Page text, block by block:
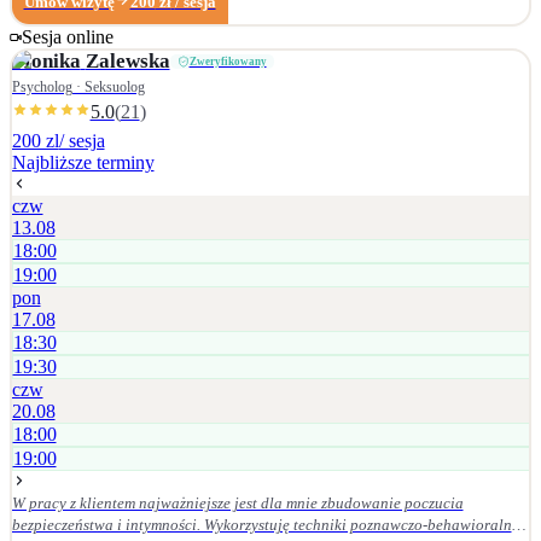
doświadczających m.in. obniżonego nastroju, lęku, stresu, poczucia
zagubienia, trudności w relacjach
Sesja online
Monika Zalewska Zweryfikowany
Psycholog · Seksuolog
5.0(21)
200 zl/ sesja
Najbliższe terminy
czw
13.08
18:00
19:00
pon
17.08
18:30
19:30
czw
20.08
18:00
19:00
W pracy z klientem najważniejsze jest dla mnie zbudowanie poczucia
bezpieczeństwa i intymności. Wykorzystuję techniki poznawczo-behawioralne,